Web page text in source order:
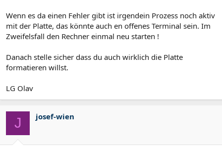
Wenn es da einen Fehler gibt ist irgendein Prozess noch aktiv
mit der Platte, das könnte auch en offenes Terminal sein. Im
Zweifelsfall den Rechner einmal neu starten !
Danach stelle sicher dass du auch wirklich die Platte
formatieren willst.
LG Olav
J josef-wien